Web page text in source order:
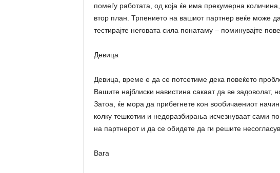
помеѓу работата, од која ќе има прекумерна
втор план. Трпението на вашиот партнер веќе може
тестирајте неговата сила понатаму – поминувајте
Девица
Девица, време е да се потсетиме дека повеќето
Вашите најблиски навистина сакаат да ве задоволат,
Затоа, ќе мора да прибегнете кон вообичаениот
колку тешкотии и недоразбирања исчезнуваат сами
на партнерот и да се обидете да ги решите
Вага